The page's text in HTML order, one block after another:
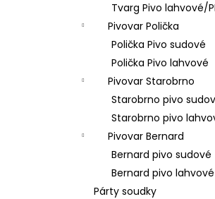
Tvarg Pivo lahvové/
Pivovar Polička
Polička Pivo sudové
Polička Pivo lahvové
Pivovar Starobrno
Starobrno pivo
Starobrno pivo
Pivovar Bernard
Bernard pivo sudové
Bernard pivo lahvové
Párty soudky